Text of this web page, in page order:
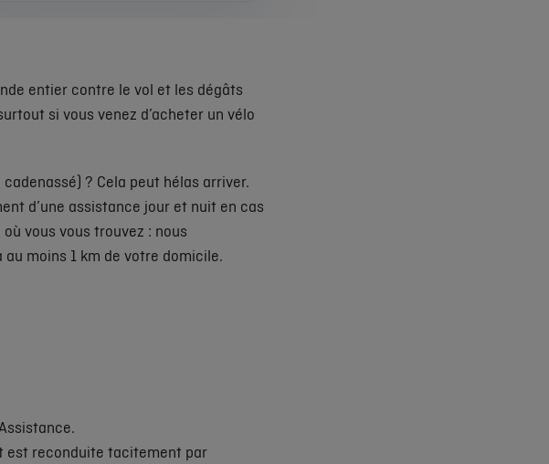
entier contre le vol et les dégâts
si vous venez d’acheter un vélo
? Cela peut hélas arriver.
d’une assistance jour et nuit en cas
vous vous trouvez : nous
moins 1 km de votre domicile.
est reconduite tacitement par